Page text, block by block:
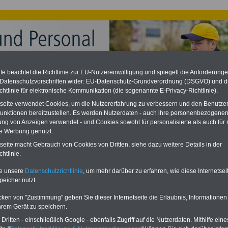
zu gering - Nachzahlung für Postbeamte & Ruhestandsbeamte
hat die Berliner Landesbesoldung für verfassungs-
(Berlin muss bis
März 2027 eine Neuregelung der Besoldung
Auch beim Bund (Beamte & Ruhestandsbeamte) gibt es teilweise
(Medienberichten zufolge liegt diese füralle (!) Beamte
mind. 3.000 und 13.000 Euro
Broschüre heraus (unmittelbar nach Beschluss eines Gesetzentwurfs
>>>
zur (Vor)Bestellung der Broschüre
für Postpersonal: Leistung der Gesundheitsämter
Neu: Besoldung & Alimentation in Bund und Ländern
Leider erst im Frühjahr 2026 wird die Bundesregierung einen
Gesetzentwurf vorlegen, mit dem das Tarifergebnis vom Frühjahr
beachtet die Richtlinie zur EU-Nutzereinwilligung und spiegelt die
wider: EU-Datenschutz-Grundverordnung (DSGVO) und
für elektronische Kommunikation (die sogenannte E-Privacy-Richtlinie).
verwendet Cookies, um die Nutzererfahrung zu verbessern und den
bereitzustellen. Es werden Nutzerdaten - auch ihre
von Anzeigen verwendet - und Cookies sowohl für personalisierte als auch für
Werbung genutzt.
macht Gebrauch von Cookies von Dritten, siehe dazu weitere Details in der
unsere Datenschutzrichtlinie, um mehr darüber zu erfahren, wie diese
nutzt.
von "Zustimmung" geben Sie dieser Internetseite die Erlaubnis,
Gerät zu speichern.
- einschließlich Google - ebenfalls Zugriff auf die Nutzerdaten. Mithilfe